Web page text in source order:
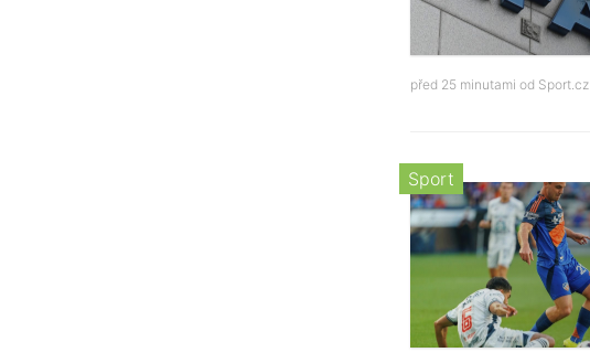
před 25 minutami od Sport.cz
Sport